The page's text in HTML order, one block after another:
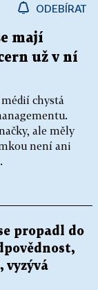
ODEBÍRAT
mají
už v ní
chystá
ale měly
není ani
propadl do
vyzývá